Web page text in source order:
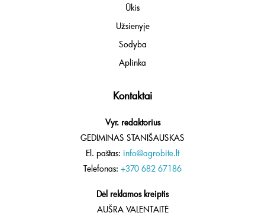
Ūkis
Užsienyje
Sodyba
Aplinka
Kontaktai
Vyr. redaktorius
GEDIMINAS STANIŠAUSKAS
El. paštas: info@agrobite.lt
Telefonas: +370 682 67186
Dėl reklamos kreiptis
AUŠRA VALENTAITĖ